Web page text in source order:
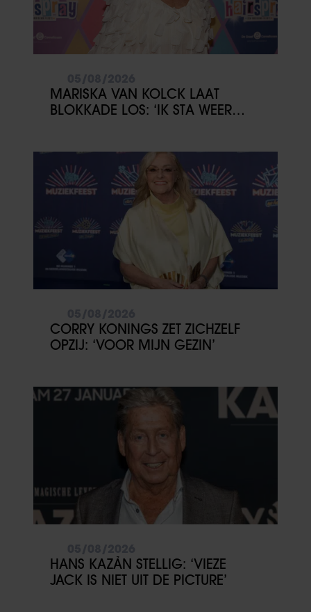
MARISKA VAN KOLCK LAAT
BLOKKADE LOS: ‘IK STA WEER
CORRY KONINGS ZET ZICHZELF
OPZIJ: ‘VOOR MIJN GEZIN’
HANS KAZÀN STELLIG: ‘VIEZE
JACK IS NIET UIT DE PICTURE’